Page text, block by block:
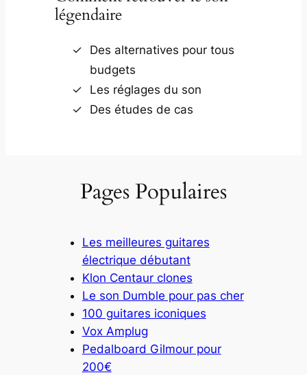
légendaire
Des alternatives pour tous
budgets
Les réglages du son
Des études de cas
Pages Populaires
Les meilleures guitares
électrique débutant
Klon Centaur clones
Le son Dumble pour pas cher
100 guitares iconiques
Vox Amplug
Pedalboard Gilmour pour
200€